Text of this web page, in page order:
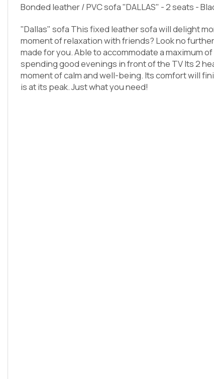
Bonded leather / PVC sofa "DALLAS" - 2 seats -
"Dallas" sofa This fixed leather sofa will delight
moment of relaxation with friends? Look no
made for you. Able to accommodate a maximum
spending good evenings in front of the TV Its 2
moment of calm and well-being. Its comfort will
is at its peak. Just what you need!